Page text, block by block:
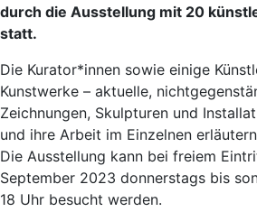
durch die Ausstellung mit 20
statt.
Die Kurator*innen sowie einige
Kunstwerke – aktuelle,
Zeichnungen, Skulpturen und
und ihre Arbeit im Einzelnen
Die Ausstellung kann bei freiem
September 2023 donnerstags bis
18 Uhr besucht werden.